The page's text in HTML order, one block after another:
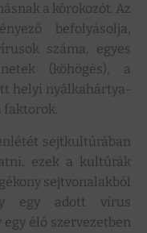
a kórokozót. Az
befolyásolja,
száma, egyes
(köhögés), a
helyi nyálkahártya-
faktorok.
sejtkultúrában
ezek a kultúrák
sejtvonalakból
egy adott vírus
élő szervezetben